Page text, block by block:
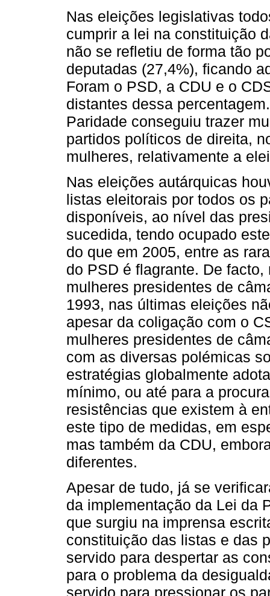
Nas eleições legislativas
cumprir a lei na constituição
não se refletiu de forma tão
deputadas (27,4%), ficando
Foram o PSD, a CDU e o
distantes dessa
Paridade conseguiu trazer
partidos políticos de direita,
mulheres, relativamente a
Nas eleições autárquicas
listas eleitorais por todos os
disponíveis, ao nível das
sucedida, tendo ocupado
do que em 2005, entre as
do PSD é flagrante. De
mulheres presidentes de
1993, nas últimas eleições
apesar da coligação com o
mulheres presidentes de
com as diversas polémicas
estratégias globalmente
mínimo, ou até para a
resistências que existem à
este tipo de medidas, em
mas também da CDU,
diferentes.
Apesar de tudo, já se
da implementação da Lei da
que surgiu na imprensa
constituição das listas e das
servido para despertar as
para o problema da